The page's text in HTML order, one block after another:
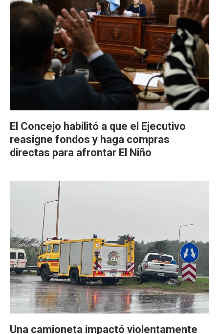
El Concejo habilitó a que el Ejecutivo
reasigne fondos y haga compras
directas para afrontar El Niño
Una camioneta impactó violentamente